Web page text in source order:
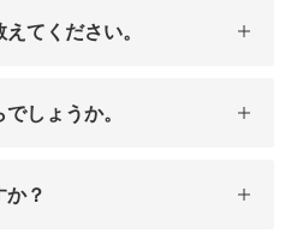
てください。
しょうか。
？